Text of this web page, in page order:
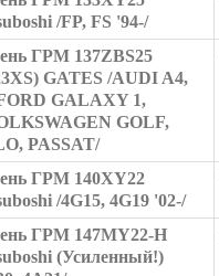
/FP, FS '94-/
ГРМ 137ZBS25
GATES /AUDI A4,
GALAXY 1,
GOLF,
PASSAT/
ГРМ 140XY22
/4G15, 4G19 '02-/
ГРМ 147MY22-H
(Усиленный!)